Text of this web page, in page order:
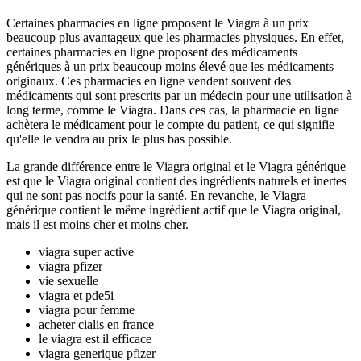
Certaines pharmacies en ligne proposent le Viagra à un prix
beaucoup plus avantageux que les pharmacies physiques. En effet,
certaines pharmacies en ligne proposent des médicaments
génériques à un prix beaucoup moins élevé que les médicaments
originaux. Ces pharmacies en ligne vendent souvent des
médicaments qui sont prescrits par un médecin pour une utilisation à
long terme, comme le Viagra. Dans ces cas, la pharmacie en ligne
achètera le médicament pour le compte du patient, ce qui signifie
qu'elle le vendra au prix le plus bas possible.
La grande différence entre le Viagra original et le Viagra générique
est que le Viagra original contient des ingrédients naturels et inertes
qui ne sont pas nocifs pour la santé. En revanche, le Viagra
générique contient le même ingrédient actif que le Viagra original,
mais il est moins cher et moins cher.
viagra super active
viagra pfizer
vie sexuelle
viagra et pde5i
viagra pour femme
acheter cialis en france
le viagra est il efficace
viagra generique pfizer